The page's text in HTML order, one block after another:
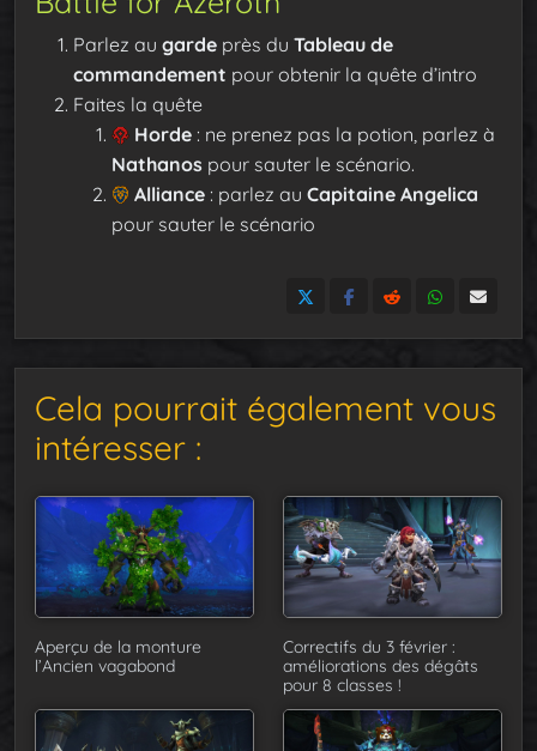
Parlez au garde près du Tableau de
commandement pour obtenir la quête d’intro
Faites la quête
Horde : ne prenez pas la potion, parlez à
Nathanos pour sauter le scénario.
Alliance : parlez au Capitaine Angelica
pour sauter le scénario
Cela pourrait également vous
intéresser :
Aperçu de la monture
l’Ancien vagabond
Correctifs du 3 février :
améliorations des dégâts
pour 8 classes !